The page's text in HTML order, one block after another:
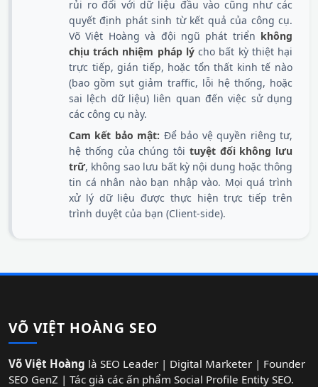
rủi ro đối với dữ liệu đầu vào cũng như các
quyết định phát sinh từ kết quả của công cụ.
Võ Việt Hoàng và đội ngũ phát triển không
chịu trách nhiệm pháp lýcho bất kỳ thiệt hại
trực tiếp, gián tiếp, hoặc tổn thất kinh tế nào
(bao gồm sụt giảm traffic, lỗi hệ thống, hoặc
sai lệch dữ liệu) liên quan đến việc sử dụng
các công cụ này.
Cam kết bảo mật: Để bảo vệ quyền riêng tư,
hệ thống của chúng tôi tuyệt đối không lưu
trữ, không sao lưu bất kỳ nội dung hoặc thông
tin cá nhân nào bạn nhập vào. Mọi quá trình
xử lý dữ liệu được thực hiện trực tiếp trên
trình duyệt của bạn (Client-side).
VÕ VIỆT HOÀNG SEO
Võ Việt Hoàng là SEO Leader | Digital Marketer | Founder
SEO GenZ | Tác giả các ấn phẩm Social Profile Entity SEO.